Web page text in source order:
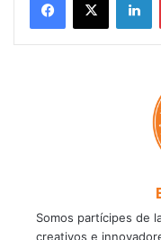
Somos partícipes de
creativos e